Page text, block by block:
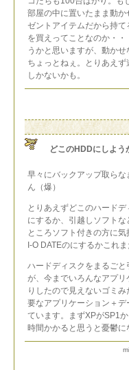
部屋の中に置いたまま動
ゼントアイテムだから持
を買えってことなのか・
うかと思いますが、動か
ちょっとねぇ。とりあえ
しかないかも。
どこのHDDにしよう
早々にバックアップ取ら
ん（爆）
とりあえずどこのハード
にするか、引越しソフト
ところソフト付きの方に
I-O DATEのにするかこれ
ハードディスクをまるご
が、今までいろんなアプ
りしたので見えないゴミ
要なアプリケーション＋
ています。まずXPがSP1
時間かかると思うと憂鬱